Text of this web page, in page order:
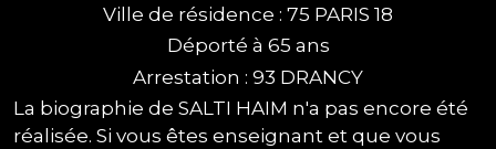
Ville de résidence : 75 PARIS 18
Déporté à 65 ans
Arrestation : 93 DRANCY
La biographie de SALTI HAIM n'a pas encore été
réalisée. Si vous êtes enseignant et que vous